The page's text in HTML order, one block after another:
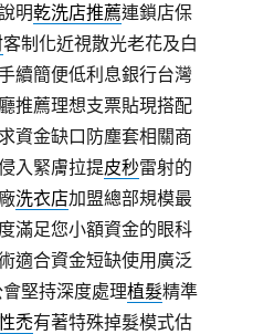
明乾洗店推薦連鎖店保
客制化近視散光老花及白
續簡便低利息銀行台灣
推薦理想支票貼現搭配
資金缺口防塵套相關商
入緊膚拉提皮秒雷射的
洗衣店加盟總部規模最
滿足您小額資金的眼科
適合資金短缺使用廣泛
堅持深度處理植髮精準
禿有著特殊掉髮模式估